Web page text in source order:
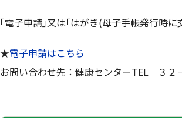
｢電子申請｣又は｢はがき(母子手帳発行時に
★電子申請はこちら
お問い合わせ先：健康センターTEL ３２